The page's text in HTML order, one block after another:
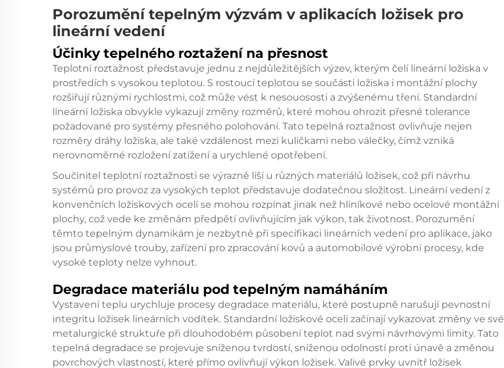
Porozumění tepelným výzvám v aplikacích ložisek pro
lineární vedení
Účinky tepelného roztažení na přesnost
Teplotní roztažnost představuje jednu z nejdůležitějších výzev, kterým čelí lineární ložiska v
prostředích s vysokou teplotou. S rostoucí teplotou se součásti ložiska i montážní plochy
rozšiřují různými rychlostmi, což může vést k nesouososti a zvýšenému tření. Standardní
lineární ložiska obvykle vykazují změny rozměrů, které mohou ohrozit přesné tolerance
požadované pro systémy přesného polohování. Tato tepelná roztažnost ovlivňuje nejen
rozměry dráhy ložiska, ale také vzdálenost mezi kuličkami nebo válečky, čímž vzniká
nerovnoměrné rozložení zatížení a urychlené opotřebení.
Součinitel teplotní roztažnosti se výrazně liší u různých materiálů ložisek, což při návrhu
systémů pro provoz za vysokých teplot představuje dodatečnou složitost. Lineární vedení z
konvenčních ložiskových ocelí se mohou rozpínat jinak než hliníkové nebo ocelové montážní
plochy, což vede ke změnám předpětí ovlivňujícím jak výkon, tak životnost. Porozumění
těmto tepelným dynamikám je nezbytné při specifikaci lineárních vedení pro aplikace, jako
jsou průmyslové trouby, zařízení pro zpracování kovů a automobilové výrobní procesy, kde
vysoké teploty nelze vyhnout.
Degradace materiálu pod tepelným namáháním
Vystavení teplu urychluje procesy degradace materiálu, které postupně narušují pevnostní
integritu ložisek lineárních vodítek. Standardní ložiskové oceli začínají vykazovat změny ve své
metalurgické struktuře při dlouhodobém působení teplot nad svými návrhovými limity. Tato
tepelná degradace se projevuje sníženou tvrdostí, sníženou odolností proti únavě a změnou
povrchových vlastností, které přímo ovlivňují výkon ložisek. Valivé prvky uvnitř ložisek